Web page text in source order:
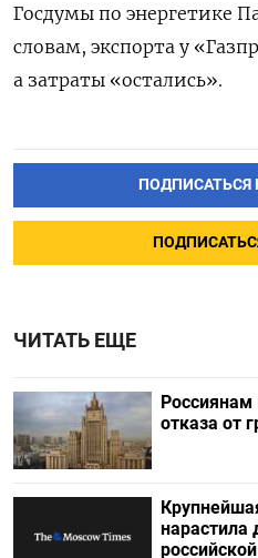
Госдумы по энергетике
словам, экспорта у
а затраты «остались».
ПОДПИСАТЬСЯ
ЧИТАТЬ ЕЩЕ
Россиянам
отказа от
нарастила